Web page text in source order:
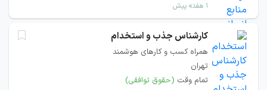
۱ هفته پیش
کارشناس جذب و استخدام
همراه کسب و کارهای هوشمند
تهران
تمام وقت (حقوق توافقی)